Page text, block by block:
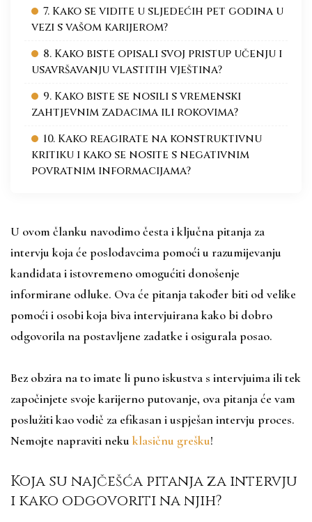
7. Kako se vidite u sljedećih pet godina u
vezi s vašom karijerom?
8. Kako biste opisali svoj pristup učenju i
usavršavanju vlastitih vještina?
9. Kako biste se nosili s vremenski
zahtjevnim zadacima ili rokovima?
10. Kako reagirate na konstruktivnu
kritiku i kako se nosite s negativnim
povratnim informacijama?
U ovom članku navodimo česta i ključna pitanja za
intervju koja će poslodavcima pomoći u razumijevanju
kandidata i istovremeno omogućiti donošenje
informirane odluke. Ova će pitanja također biti od velike
pomoći i osobi koja biva intervjuirana kako bi dobro
odgovorila na postavljene zadatke i osigurala posao.
Bez obzira na to imate li puno iskustva s intervjuima ili tek
započinjete svoje karijerno putovanje, ova pitanja će vam
poslužiti kao vodič za efikasan i uspješan intervju proces.
Nemojte napraviti neku klasičnu grešku!
Koja su najčešća pitanja za intervju
i kako odgovoriti na njih?